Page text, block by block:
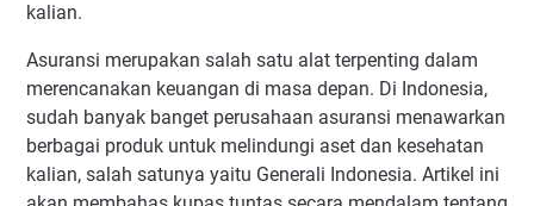
kalian.
Asuransi merupakan salah satu alat terpenting dalam
merencanakan keuangan di masa depan. Di Indonesia,
sudah banyak banget perusahaan asuransi menawarkan
berbagai produk untuk melindungi aset dan kesehatan
kalian, salah satunya yaitu Generali Indonesia. Artikel ini